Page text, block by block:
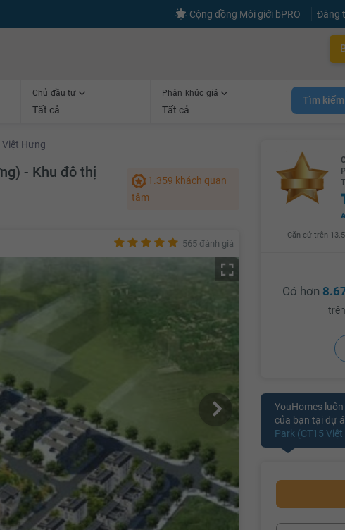
Cộng đồng Môi giới bPRO Đăng
Chủ đầu tư
Tất cả
Phân khúc giá
Tất cả
Tìm kiếm
Việt Hưng
- Khu đô thị
1.359 khách quan
tâm
565 đánh giá
Căn cứ trên
Có hơn
trên
YouHomes
của bạn tại dự
Park (CT15